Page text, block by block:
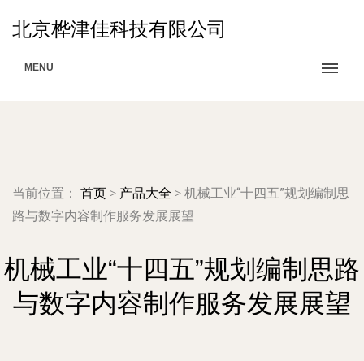
北京桦津佳科技有限公司
MENU
当前位置： 首页 > 产品大全 > 机械工业“十四五”规划编制思
路与数字内容制作服务发展展望
机械工业“十四五”规划编制思路
与数字内容制作服务发展展望